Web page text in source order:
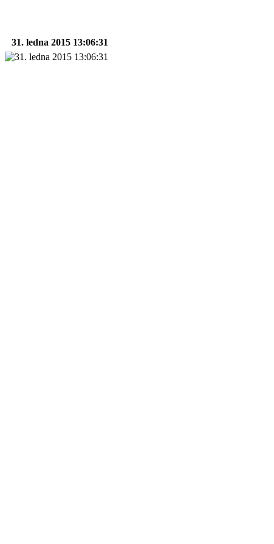
31. ledna 2015 13:06:31